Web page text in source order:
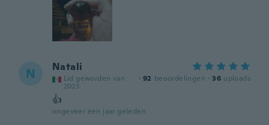
N Natali
Lid geworden van
2023
· 92 beoordelingen · 36 uploads
👍
ongeveer een jaar geleden